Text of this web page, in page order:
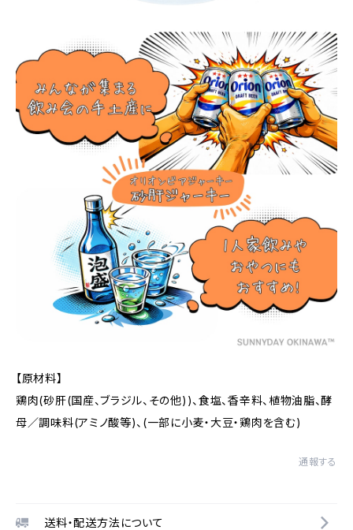
【原材料】
鶏肉(砂肝(国産、ブラジル、その他))、食塩、香辛料、植物油脂、酵
母／調味料(アミノ酸等)、(一部に小麦・大豆・鶏肉を含む)
通報する
送料・配送方法について